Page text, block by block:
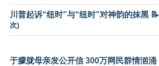
川普起诉“纽时”与“纽时”对神韵的抹黑 📝
次)
于朦胧母亲发公开信 300万网民群情汹涌